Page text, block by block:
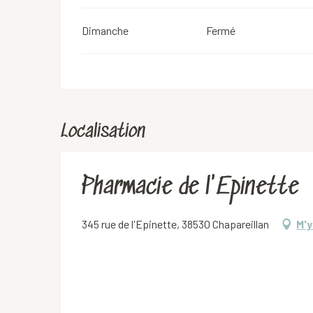
Dimanche Fermé
Localisation
Pharmacie de l'Epinette
345 rue de l'Epinette, 38530 Chapareillan